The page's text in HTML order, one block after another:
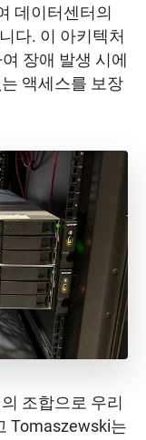
데이터센터의
다. 이 아키텍처
장애 발생 시에
액세스를 보장
조합으로 우리
Tomaszewski는